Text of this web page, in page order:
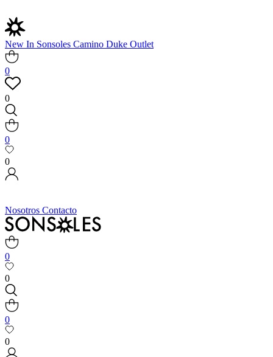
New In Sonsoles Camino Duke Outlet
0
0
0
0
Nosotros Contacto
0
0
0
0